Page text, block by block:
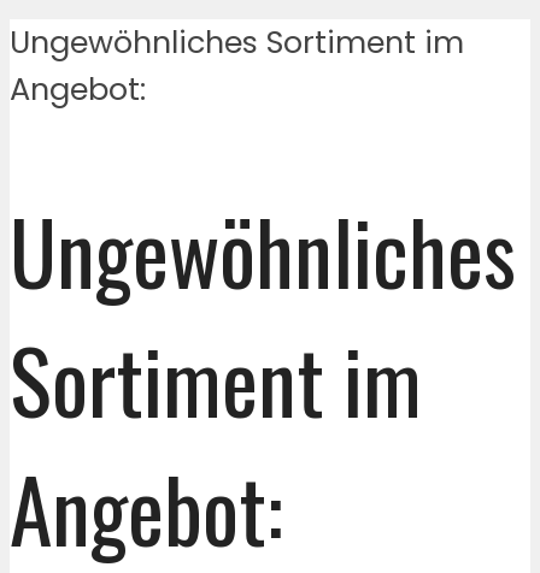
Ungewöhnliches Sortiment im
Angebot:
Ungewöhnliches
Sortiment im
Angebot: